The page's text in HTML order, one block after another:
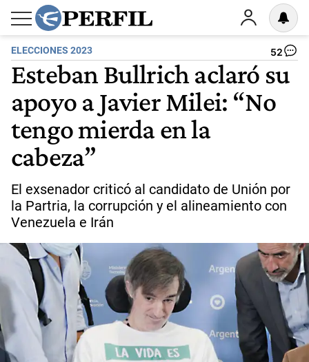
ELECCIONES 2023 52
Esteban Bullrich aclaró su
apoyo a Javier Milei: “No
tengo mierda en la
cabeza”
El exsenador criticó al candidato de Unión por
la Partria, la corrupción y el alineamiento con
Venezuela e Irán